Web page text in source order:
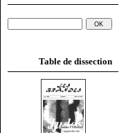
Table de dissection